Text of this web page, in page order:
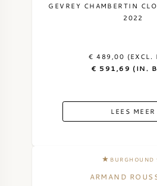
GEVREY CHAMBERTIN
2022
€ 489,00 (EXCL.
€ 591,69 (IN.
LEES MEER
BURGHOUND
ARMAND